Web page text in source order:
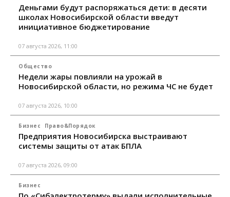
Деньгами будут распоряжаться дети: в десяти
школах Новосибирской области введут
инициативное бюджетирование
07 августа 2026, 11:00
Общество
Недели жары повлияли на урожай в
Новосибирской области, но режима ЧС не будет
07 августа 2026, 10:00
Бизнес Право&Порядок
Предприятия Новосибирска выстраивают
системы защиты от атак БПЛА
07 августа 2026, 09:00
Бизнес